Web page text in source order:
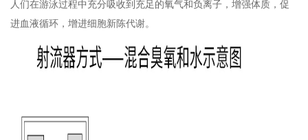
人们在游泳过程中充分吸收到充足的氧气和负离子，增强体质，促
进血液循环，增进细胞新陈代谢。